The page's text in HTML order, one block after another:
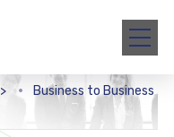
> Business to Business